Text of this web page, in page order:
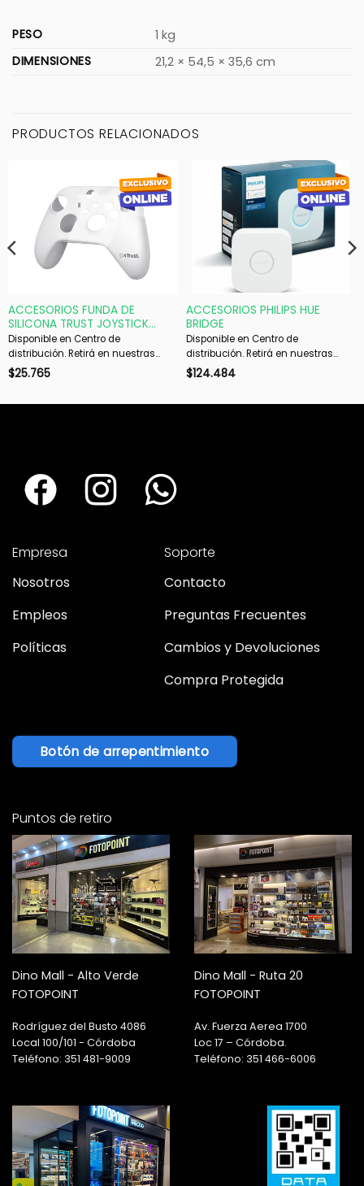
PESO
1 kg
DIMENSIONES
21,2 × 54,5 × 35,6 cm
PRODUCTOS RELACIONADOS
ACCESORIOS FUNDA DE
SILICONA TRUST JOYSTICK
XBOX TRANS GXT749
Disponible en Centro de
distribución. Retirá en nuestras
sucursales en 48 hs hábiles. Si es
$25.765
ACCESORIOS PHILIPS HUE
BRIDGE
Disponible en Centro de
distribución. Retirá en nuestras
sucursales en 48 hs hábiles. Si es
$124.484
Empresa
Nosotros
Empleos
Políticas
Soporte
Contacto
Preguntas Frecuentes
Cambios y Devoluciones
Compra Protegida
Botón de arrepentimiento
Puntos de retiro
Dino Mall - Alto Verde
FOTOPOINT
Rodríguez del Busto 4086
Local 100/101 - Córdoba
Teléfono: 351 481-9009
Dino Mall - Ruta 20
FOTOPOINT
Av. Fuerza Aerea 1700
Loc 17 – Córdoba.
Teléfono: 351 466-6006